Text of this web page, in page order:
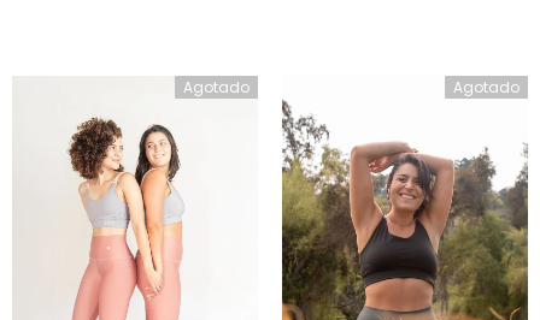
Agotado Agotado